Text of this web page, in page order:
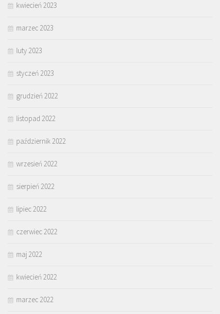
kwiecień 2023
marzec 2023
luty 2023
styczeń 2023
grudzień 2022
listopad 2022
październik 2022
wrzesień 2022
sierpień 2022
lipiec 2022
czerwiec 2022
maj 2022
kwiecień 2022
marzec 2022